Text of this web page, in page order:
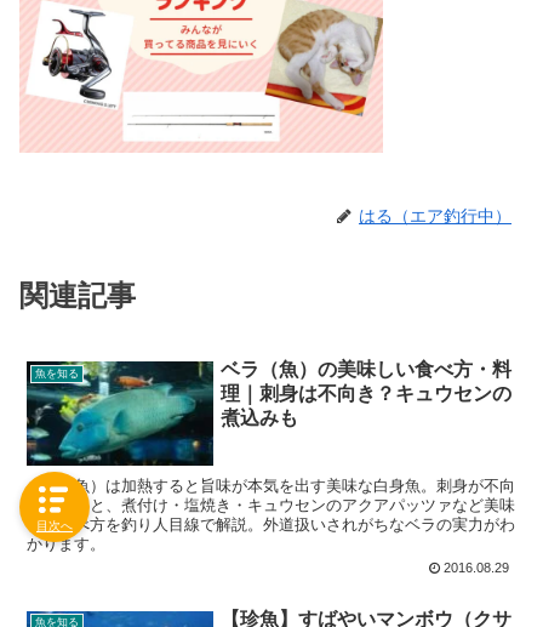
はる（エア釣行中）
関連記事
魚を知る
ベラ（魚）の美味しい食べ方・料
理｜刺身は不向き？キュウセンの
煮込みも
ベラ（魚）は加熱すると旨味が本気を出す美味な白身魚。刺身が不向
きな理由と、煮付け・塩焼き・キュウセンのアクアパッツァなど美味
しい食べ方を釣り人目線で解説。外道扱いされがちなベラの実力がわ
かります。
2016.08.29
魚を知る 【珍魚】すばやいマンボウ（クサ
目次へ